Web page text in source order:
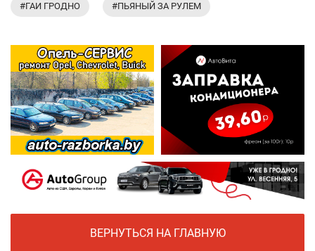
#ГАИ ГРОДНО #ПЬЯНЫЙ ЗА РУЛЕМ
ВЕРНУТЬСЯ НА ГЛАВНУЮ